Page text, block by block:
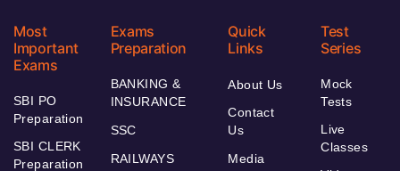
Most
Important
Exams
SBI PO
Preparation
SBI CLERK
Preparation
Exams
Preparation
BANKING &
INSURANCE
SSC
RAILWAYS
Quick
Links
About Us
Contact
Us
Media
Test
Series
Mock
Tests
Live
Classes